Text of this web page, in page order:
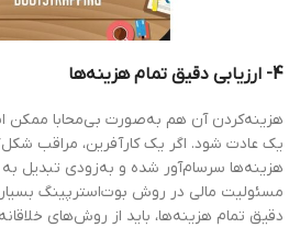
4- ارزیابی دقیق تمام هزینه‌ها
هزینه‌کردن آن هم به‌صورت بی‌محابا ممکن
یک عادت شود. اگر یک کارآفرین، مراقب
هزینه‌ها سرسام‌آور شده و به‌زودی تبدیل
مسئولیت مالی در روش بوت‌استرپینگ
دقیق تمام هزینه‌ها، باید از روش‌های